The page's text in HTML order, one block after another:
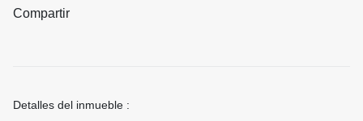
Compartir
Detalles del inmueble :